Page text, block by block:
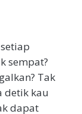
sempat?
Tak
detik kau
dapat